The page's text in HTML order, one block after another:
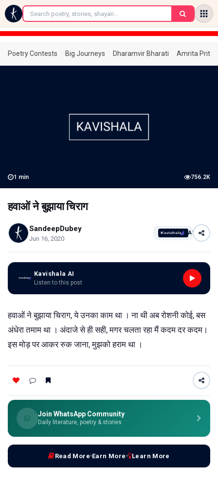
←
Poetry Contests Big Journeys Dharamvir Bharati Amrita
1 min 756.2K
हवाओं ने बुझाया चिराग
SandeepDubey
Jun 16, 2020
AI
Kavishala AI
Listen to this post
हवाओं ने बुझाया चिराग, ये उनका काम था । ना थी अब रोशनी कोई, बस
अंधेरा तमाम था । अंदाजे से ही सही, मगर चलता रहा मैं कदम दर कदम।
इस मोड़ पर आकर रुक जाना, मुझको हराम था ।
Join WhatsApp Community
Daily literature, poetry & stories
Read More Earn More Learn More